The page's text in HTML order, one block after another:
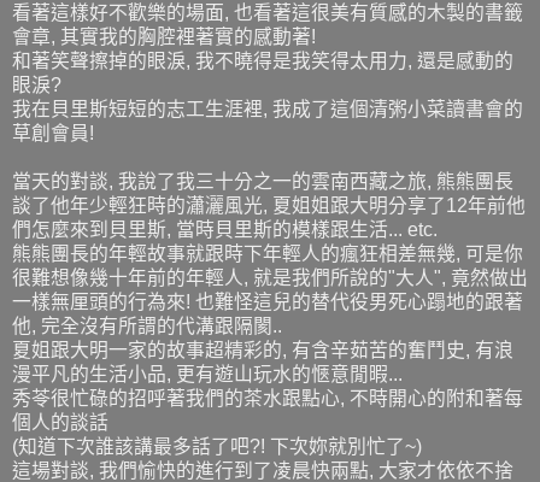
看著這樣好不歡樂的場面, 也看著這很美有質感的木製的書籤
會章, 其實我的胸腔裡著實的感動著!
和著笑聲擦掉的眼淚, 我不曉得是我笑得太用力, 還是感動的
眼淚?
我在貝里斯短短的志工生涯裡, 我成了這個清粥小菜讀書會的
草創會員!
當天的對談, 我說了我三十分之一的雲南西藏之旅, 熊熊團長
談了他年少輕狂時的瀟灑風光, 夏姐姐跟大明分享了12年前他
們怎麼來到貝里斯, 當時貝里斯的模樣跟生活... etc.
熊熊團長的年輕故事就跟時下年輕人的瘋狂相差無幾, 可是你
很難想像幾十年前的年輕人, 就是我們所說的"大人", 竟然做出
一樣無厘頭的行為來! 也難怪這兒的替代役男死心蹋地的跟著
他, 完全沒有所謂的代溝跟隔閡..
夏姐跟大明一家的故事超精彩的, 有含辛茹苦的奮鬥史, 有浪
漫平凡的生活小品, 更有遊山玩水的愜意閒暇...
秀苓很忙碌的招呼著我們的茶水跟點心, 不時開心的附和著每
個人的談話
(知道下次誰該講最多話了吧?! 下次妳就別忙了~)
這場對談, 我們愉快的進行到了凌晨快兩點, 大家才依依不捨